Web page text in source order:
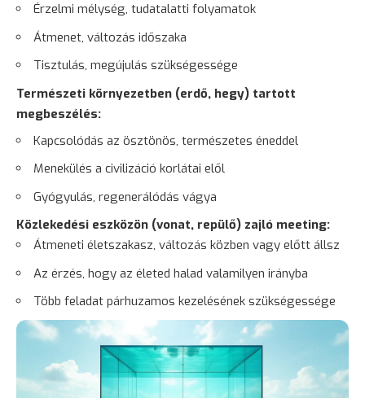
Érzelmi mélység, tudatalatti folyamatok
Átmenet, változás időszaka
Tisztulás, megújulás szükségessége
Természeti környezetben (erdő, hegy) tartott
megbeszélés:
Kapcsolódás az ösztönös, természetes éneddel
Menekülés a civilizáció korlátai elől
Gyógyulás, regenerálódás vágya
Közlekedési eszközön (vonat, repülő) zajló meeting:
Átmeneti életszakasz, változás közben vagy előtt állsz
Az érzés, hogy az életed halad valamilyen irányba
Több feladat párhuzamos kezelésének szükségessége